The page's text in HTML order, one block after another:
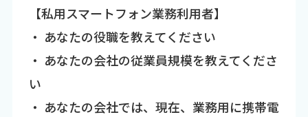
【私用スマートフォン業務利用者】
・ あなたの役職を教えてください
・ あなたの会社の従業員規模を教えてくださ
い
・ あなたの会社では、現在、業務用に携帯電